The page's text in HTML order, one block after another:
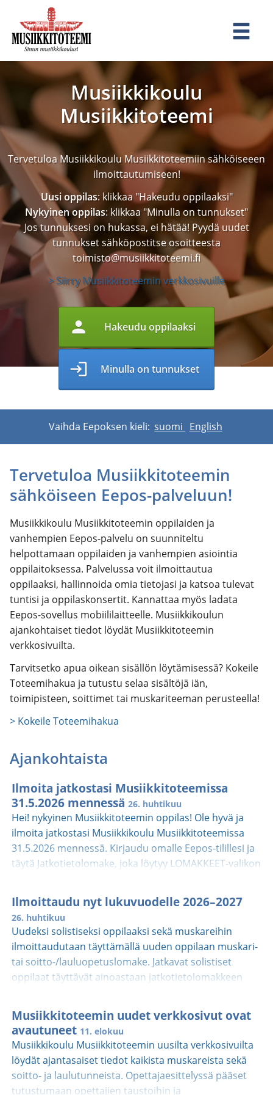
Musiikkikoulu
Musiikkitoteemi
Tervetuloa Musiikkikoulu Musiikkitoteemiin sähköiseeen
ilmoittautumiseen!
Uusi oppilas: klikkaa "Hakeudu oppilaaksi"
Nykyinen oppilas: klikkaa "Minulla on tunnukset"
Jos tunnuksesi on hukassa, ei hätää! Pyydä uudet
tunnukset sähköpostitse osoitteesta
toimisto@musiikkitoteemi.fi
> Siirry Musiikkitoteemin verkkosivuille
person Hakeudu oppilaaksi
login Minulla on tunnukset
Vaihda Eepoksen kieli: suomi English
Tervetuloa Musiikkitoteemin
sähköiseen Eepos-palveluun!
Musiikkikoulu Musiikkitoteemin oppilaiden ja
vanhempien Eepos-palvelu on suunniteltu
helpottamaan oppilaiden ja vanhempien asiointia
oppilaitoksessa. Palvelussa voit ilmoittautua
oppilaaksi, hallinnoida omia tietojasi ja katsoa tulevat
tuntisi ja oppilaskonsertit. Kannattaa myös ladata
Eepos-sovellus mobiililaitteelle. Musiikkikoulun
ajankohtaiset tiedot löydät Musiikkitoteemin
verkkosivuilta.
Tarvitsetko apua oikean sisällön löytämisessä? Kokeile
Toteemihakua ja tutustu selaa sisältöjä iän,
toimipisteen, soittimet tai muskariteeman perusteella!
> Kokeile Toteemihakua
Ajankohtaista
Ilmoita jatkostasi Musiikkitoteemissa
31.5.2026 mennessä 26. huhtikuu
Hei! nykyinen Musiikkitoteemin oppilas! Ole hyvä ja
ilmoita jatkostasi Musiikkikoulu Musiikkitoteemissa
31.5.2026 mennessä. Kirjaudu omalle Eepos-tilillesi ja
täytä Jatkotietolomake, joka löytyy LOMAKKEET-valikon
jatkamisesta, päättämisestä ja muutoksista kyseisellä
lomakkeella. Muskareihin ja ryhmiin ilmoittaudutaan
aina uutena Eepos-lomakkeella, ei siis Omassa
Eepoksessa. Mukavaa kevättä ja
kesää!Musiikkitoteemin toimisto
Ilmoittaudu nyt lukuvuodelle 2026–2027
26. huhtikuu
Uudeksi solistiseksi oppilaaksi sekä muskareihin
ilmoittaudutaan täyttämällä uuden oppilaan muskari-
tai soitto-/lauluopetuslomake. Jatkavat solistiset
oppilaat täyttävät ainoastaan jatkotietolomakkeen
uudet tunnukset toimistosta.
Musiikkitoteemin uudet verkkosivut ovat
avautuneet 11. elokuu
Musiikkikoulu Musiikkitoteemin uusilta verkkosivuilta
löydät ajantasaiset tiedot kaikista muskareista sekä
soitto- ja laulutunneista. Opettajaesittelyssä pääset
tutustumaan opettajien taustoihin ja